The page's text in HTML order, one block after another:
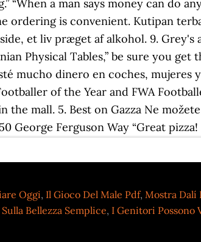
“When a man says money can do
ordering is convenient. Kutipan
et liv præget af alkohol. 9. Grey's
Physical Tables,” be sure you get
mucho dinero en coches, mujeres
of the Year and FWA
mall. 5. Best on Gazza Ne
George Ferguson Way “Great pizza!
Oggi, Il Gioco Del Male Pdf, Mostra Dalí
Bellezza Semplice, I Genitori Possono